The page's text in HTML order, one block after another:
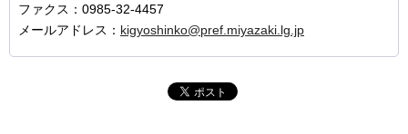
ファクス：0985-32-4457
メールアドレス： kigyoshinko@pref.miyazaki.lg.jp